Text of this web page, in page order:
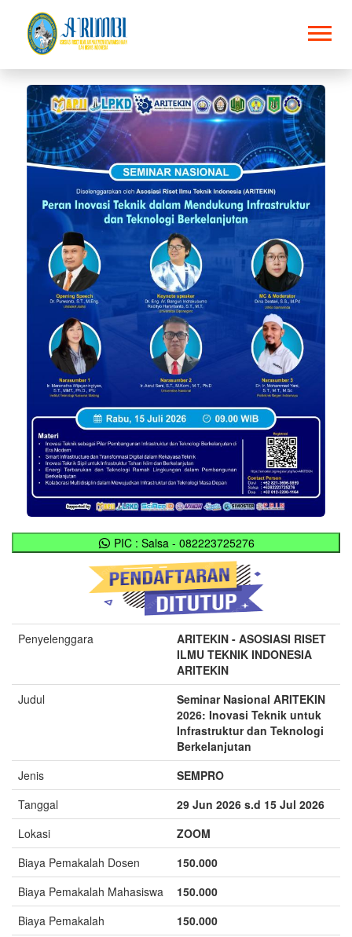
PIC : Salsa - 082223725276
Penyelenggara
ARITEKIN - ASOSIASI RISET
ILMU TEKNIK INDONESIA
ARITEKIN
Judul
Seminar Nasional ARITEKIN
2026: Inovasi Teknik untuk
Infrastruktur dan Teknologi
Berkelanjutan
Jenis
SEMPRO
Tanggal
29 Jun 2026 s.d 15 Jul 2026
Lokasi
ZOOM
Biaya Pemakalah Dosen
150.000
Biaya Pemakalah Mahasiswa
150.000
Biaya Pemakalah
150.000